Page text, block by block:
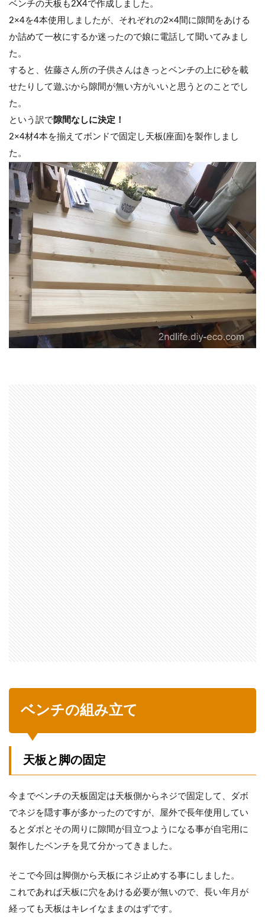
ベンチの天板も2X4で作成しました。
2×4を4本使用しましたが、それぞれの2×4間に隙間をあける
か詰めて一枚にするか迷ったので娘に電話して聞いてみまし
た。
すると、佐藤さん所の子供さんはきっとベンチの上に砂を載
せたりして遊ぶから隙間が無い方がいいと思うとのことでし
た。
という訳で隙間なしに決定！
2×4材4本を揃えてボンドで固定し天板(座面)を製作しまし
た。
ベンチの組み立て
天板と脚の固定
今までベンチの天板固定は天板側からネジで固定して、ダボ
でネジを隠す事が多かったのですが、屋外で長年使用してい
るとダボとその周りに隙間が目立つようになる事が自宅用に
製作したベンチを見て分かってきました。
そこで今回は脚側から天板にネジ止めする事にしました。
これであれば天板に穴をあける必要が無いので、長い年月が
経っても天板はキレイなままのはずです。